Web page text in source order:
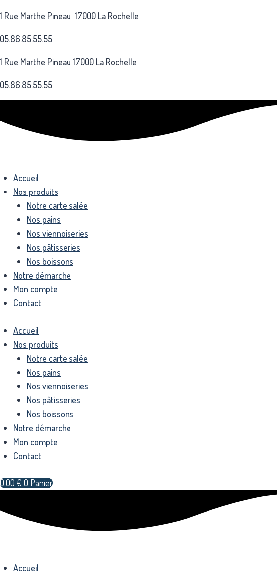
au
contenu
1 Rue Marthe Pineau 17000 La Rochelle
05.86.85.55.55
1 Rue Marthe Pineau 17000 La Rochelle
05.86.85.55.55
Accueil
Nos produits
Notre carte salée
Nos pains
Nos viennoiseries
Nos pâtisseries
Nos boissons
Notre démarche
Mon compte
Contact
Accueil
Nos produits
Notre carte salée
Nos pains
Nos viennoiseries
Nos pâtisseries
Nos boissons
Notre démarche
Mon compte
Contact
0.00 € 0 Panier
Accueil